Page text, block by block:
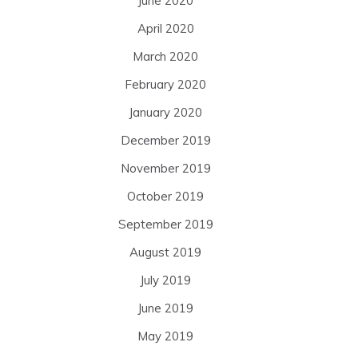
April 2020
March 2020
February 2020
January 2020
December 2019
November 2019
October 2019
September 2019
August 2019
July 2019
June 2019
May 2019